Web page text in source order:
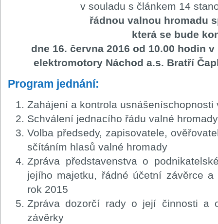
v souladu s článkem 14
řádnou valnou hromadu
která se bude
dne 16. června 2016 od 10.00 hodin
elektromotory Náchod a.s. Bratří
Program jednání:
Zahájení a kontrola usnášeníschopnosti
Schválení jednacího řádu valné hromady
Volba předsedy, zapisovatele,
sčítáním hlasů valné hromady
Zpráva představenstva o
jejího majetku, řádné účetní závěrce
rok 2015
Zpráva dozorčí rady o její činnosti a
závěrky